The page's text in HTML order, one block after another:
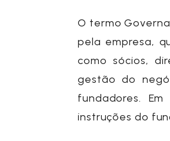
O termo
pela empresa,
como sócios,
gestão do
fundadores.
instruções do